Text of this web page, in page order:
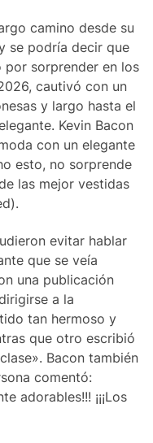
camino desde su
se podría decir que
por sorprender en los
cautivó con un
y largo hasta el
Kevin Bacon
con un elegante
esto, no sorprende
las mejor vestidas
evitar hablar
que se veía
una publicación
a la
tan hermoso y
que otro escribió
Bacon también
comentó:
adorables!!! ¡¡¡Los